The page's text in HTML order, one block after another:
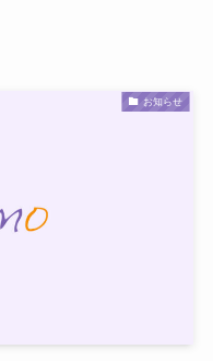
お知らせ